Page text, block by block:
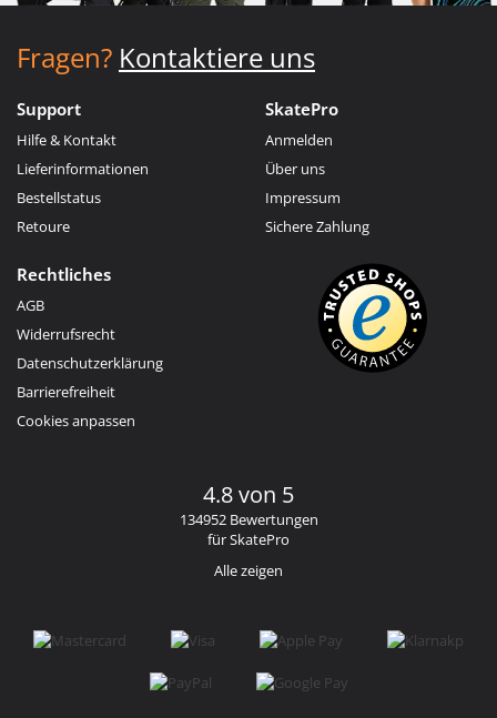
Fragen? Kontaktiere uns
Support
Hilfe & Kontakt
Lieferinformationen
Bestellstatus
Retoure
SkatePro
Anmelden
Über uns
Impressum
Sichere Zahlung
Rechtliches
AGB
Widerrufsrecht
Datenschutzerklärung
Barrierefreiheit
Cookies anpassen
4.8 von 5
134952 Bewertungen
für SkatePro
Alle zeigen